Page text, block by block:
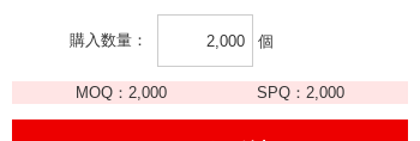
購入数量 個
MOQ： 2,000 SPQ：2,000